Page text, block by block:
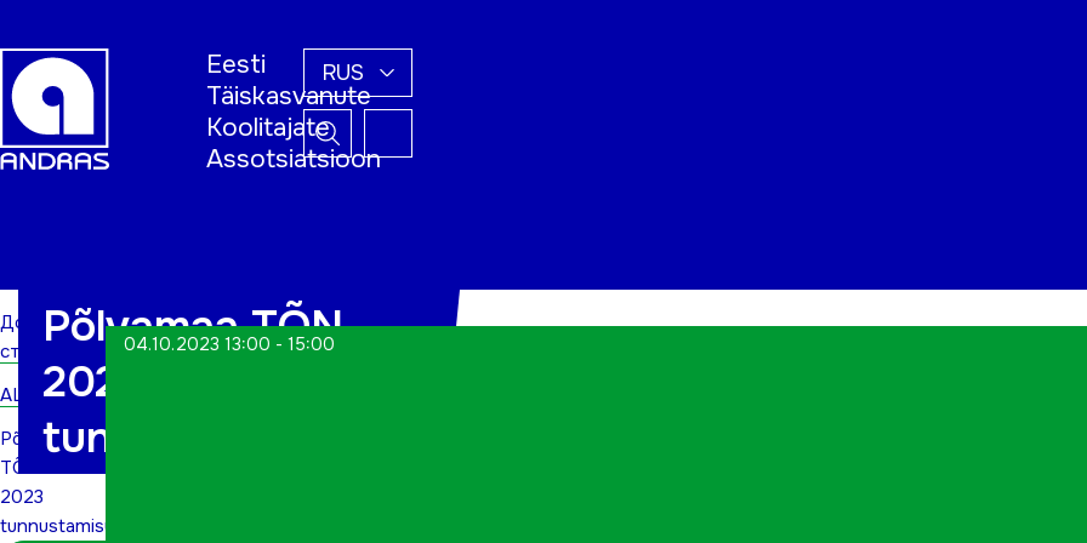
Eesti
Täiskasvanute
Koolitajate
Assotsiatsioon
RUS
Домашняя
страница
ALWs
Põlvamaa
TÕN
2023
tunnustamisüritus
Põlvamaa TÕN
2023
tunnustamisüritus
04.10.2023 13:00 - 15:00